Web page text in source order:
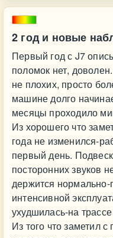
2 год и новые
Первый год с J7
поломок нет,
не плохих, просто
машине долго
месяцы проходило
Из хорошего что
года не изменился-
первый день.
посторонних звуков
держится нормально-
интенсивной
ухудшилась-на
Из того что заметил